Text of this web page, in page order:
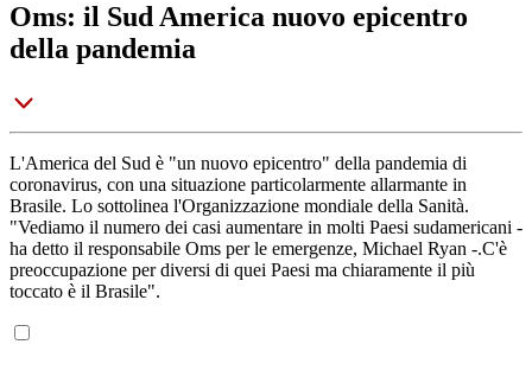
Oms: il Sud America nuovo epicentro
della pandemia
L'America del Sud è "un nuovo epicentro" della pandemia di
coronavirus, con una situazione particolarmente allarmante in
Brasile. Lo sottolinea l'Organizzazione mondiale della Sanità.
"Vediamo il numero dei casi aumentare in molti Paesi sudamericani -
ha detto il responsabile Oms per le emergenze, Michael Ryan -.C'è
preoccupazione per diversi di quei Paesi ma chiaramente il più
toccato è il Brasile".